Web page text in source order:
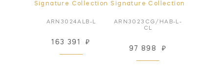
Signature Collection
ARN3024ALB-L
163 391 ₽
Signature Collection
ARN3023CG/HAB-L-
CL
97 898 ₽